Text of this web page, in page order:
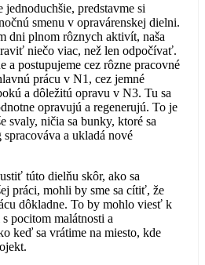
predstavme si
smenu v opravárenskej dielni.
dni plnom rôznych aktivít, naša
niečo viac, než len odpočívať.
a postupujeme cez rôzne pracovné
prácu v N1, cez jemné
a dôležitú opravu v N3. Tu sa
opravujú a regenerujú. To je
svaly, ničia sa bunky, ktoré sa
a ukladá nové
túto dielňu skôr, ako sa
práci, mohli by sme sa cítiť, že
dôkladne. To by mohlo viesť k
pocitom malátnosti a
keď sa vrátime na miesto, kde